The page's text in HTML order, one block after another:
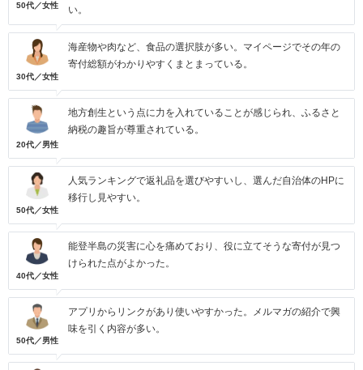
50代／女性
い。
30代／女性
海産物や肉など、食品の選択肢が多い。マイページでその年の
寄付総額がわかりやすくまとまっている。
20代／男性
地方創生という点に力を入れていることが感じられ、ふるさと
納税の趣旨が尊重されている。
50代／女性
人気ランキングで返礼品を選びやすいし、選んだ自治体のHPに
移行し見やすい。
40代／女性
能登半島の災害に心を痛めており、役に立てそうな寄付が見つ
けられた点がよかった。
50代／男性
アプリからリンクがあり使いやすかった。メルマガの紹介で興
味を引く内容が多い。